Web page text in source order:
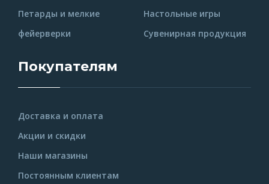
Петарды и мелкие
фейерверки
Настольные игры
Сувенирная продукция
Покупателям
Доставка и оплата
Акции и скидки
Наши магазины
Постоянным клиентам